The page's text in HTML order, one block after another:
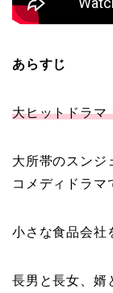
あらすじ
大ヒットドラマ
大所帯のスンジ
コメディドラマ
小さな食品会社
長男と長女、婿